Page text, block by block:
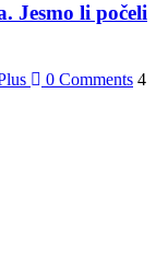
Jesmo li počeli
0 Comments 4